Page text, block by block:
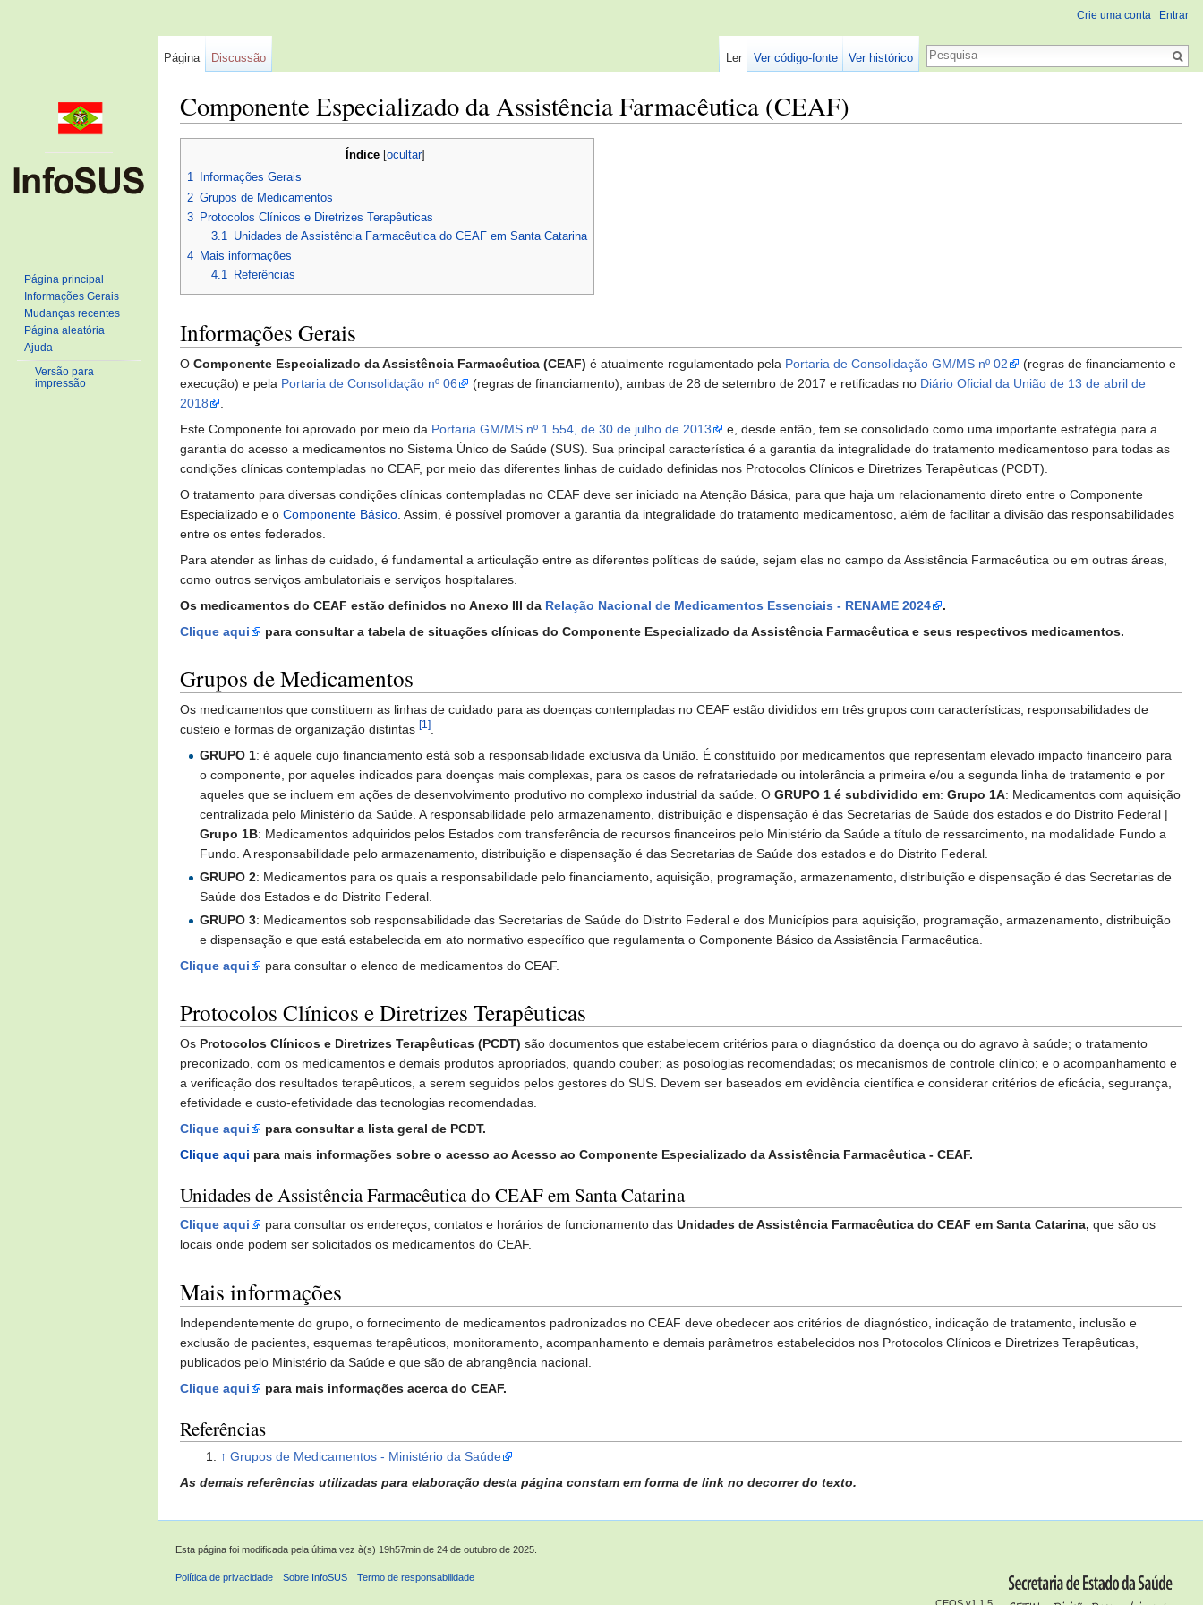
Componente Especializado da Assistência Farmacêutica (CEAF)
Índice ocultar]
1
Informações Gerais
2 Grupos de Medicamentos
3 Protocolos Clínicos e Diretrizes Terapêuticas
3.1 Unidades de Assistência Farmacêutica do CEAF em Santa Catarina
4 Mais informações
4.1
Referências
Informações Gerais
O Componente Especializado da Assistência Farmacêutica (CEAF) é atualmente regulamentado pela Portaria de Consolidação GM/MS nº 02
(regras de financiamento e
execução) e pela Portaria de Consolidação nº 06 (regras de financiamento), ambas de 28 de setembro de 2017 e retificadas no Diário Oficial da União de 13 de abril de
2018
Este Componente foi aprovado por meio da Portaria GM/MS nº 1.554, de 30 de julho de 2013
e, desde então, tem se consolidado como uma importante estratégia para a
garantia do acesso a medicamentos no Sistema Único de Saúde (SUS). Sua principal característica é a garantia da integralidade do tratamento medicamentoso para todas as
condições clínicas contempladas no CEAF, por meio das diferentes linhas de cuidado definidas nos Protocolos Clínicos e Diretrizes Terapêuticas (PCDT).
O tratamento para diversas condições clínicas contempladas no CEAF deve ser iniciado na Atenção Básica, para que haja um relacionamento direto entre o Componente
Especializado e o Componente Básico . Assim, é possível promover a garantia da integralidade do tratamento medicamentoso, além de facilitar a divisão das responsabilidades
entre os entes federados.
Para atender as linhas de cuidado, é fundamental a articulação entre as diferentes políticas de saúde, sejam elas no campo da Assistência Farmacêutica ou em outras áreas,
como outros serviços ambulatoriais e serviços hospitalares.
Os medicamentos do CEAF estão definidos no Anexo III da Relação Nacional de Medicamentos Essenciais - RENAME 2024
.
Clique aqui
para consultar a tabela de situações clínicas do Componente Especializado da Assistência Farmacêutica e seus respectivos medicamentos.
Grupos de Medicamentos
Os medicamentos que constituem as linhas de cuidado para as doenças contempladas no CEAF estão divididos em três grupos com características, responsabilidades de
custeio e formas de organização distintas [1]
GRUPO 1: é aquele cujo financiamento está sob a responsabilidade exclusiva da União. É constituído por medicamentos que representam elevado impacto financeiro para
o componente, por aqueles indicados para doenças mais complexas, para os casos de refratariedade ou intolerância a primeira e/ou a segunda linha de tratamento e por
aqueles que se incluem em ações de desenvolvimento produtivo no complexo industrial da saúde. OGRUPO 1 é subdividido em:Grupo 1A: Medicamentos com aquisição
centralizada pelo Ministério da Saúde. A responsabilidade pelo armazenamento, distribuição e dispensação é das Secretarias de Saúde dos estados e do Distrito Federal |
Grupo 1B: Medicamentos adquiridos pelos Estados com transferência de recursos financeiros pelo Ministério da Saúde a título de ressarcimento, na modalidade Fundo a
Fundo. A responsabilidade pelo armazenamento, distribuição e dispensação é das Secretarias de Saúde dos estados e do Distrito Federal.
GRUPO 2: Medicamentos para os quais a responsabilidade pelo financiamento, aquisição, programação, armazenamento, distribuição e dispensação é das Secretarias de
Saúde dos Estados e do Distrito Federal.
GRUPO 3: Medicamentos sob responsabilidade das Secretarias de Saúde do Distrito Federal e dos Municípios para aquisição, programação, armazenamento, distribuição
e dispensação e que está estabelecida em ato normativo específico que regulamenta o Componente Básico da Assistência Farmacêutica.
Clique aqui
para consultar o elenco de medicamentos do CEAF.
Protocolos Clínicos e Diretrizes Terapêuticas
Os Protocolos Clínicos e Diretrizes Terapêuticas (PCDT) são documentos que estabelecem critérios para o diagnóstico da doença ou do agravo à saúde; o tratamento
preconizado, com os medicamentos e demais produtos apropriados, quando couber; as posologias recomendadas; os mecanismos de controle clínico; e o acompanhamento e
a verificação dos resultados terapêuticos, a serem seguidos pelos gestores do SUS. Devem ser baseados em evidência científica e considerar critérios de eficácia, segurança,
efetividade e custo-efetividade das tecnologias recomendadas.
Clique aqui
para consultar a lista geral de PCDT.
Clique aqui para mais informações sobre o acesso ao Acesso ao Componente Especializado da Assistência Farmacêutica - CEAF.
Unidades de Assistência Farmacêutica do CEAF em Santa Catarina
Clique aqui para consultar os endereços, contatos e horários de funcionamento das Unidades de Assistência Farmacêutica do CEAF em Santa Catarina, que são os
locais onde podem ser solicitados os medicamentos do CEAF.
Mais informações
Independentemente do grupo, o fornecimento de medicamentos padronizados no CEAF deve obedecer aos critérios de diagnóstico, indicação de tratamento, inclusão e
exclusão de pacientes, esquemas terapêuticos, monitoramento, acompanhamento e demais parâmetros estabelecidos nos Protocolos Clínicos e Diretrizes Terapêuticas,
publicados pelo Ministério da Saúde e que são de abrangência nacional.
Clique aqui
para mais informações acerca do CEAF.
Referências
↑ Grupos de Medicamentos - Ministério da Saúde
As demais referências utilizadas para elaboração desta página constam em forma de link no decorrer do texto.
Crie uma conta Entrar
Página Discussão Ler Ver código-fonte Ver histórico
Pesquisa
Página principal
Informações Gerais
Mudanças recentes
Página aleatória
Ajuda
Versão para
impressão
Esta página foi modificada pela última vez à(s) 19h57min de 24 de outubro de 2025.
Política de privacidade Sobre InfoSUS Termo de responsabilidade
CEOS v1.1.5